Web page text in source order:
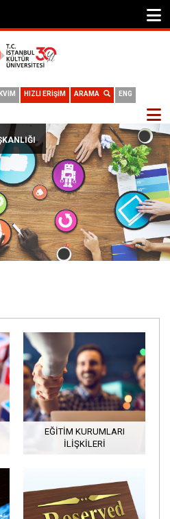
ENG
ARAMA
HIZLI ERİŞİM
EĞİTİM KURUMLARI
İLİŞKİLERİ